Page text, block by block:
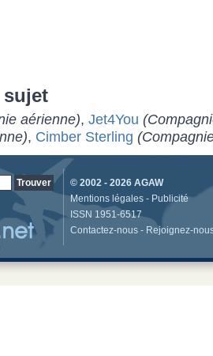
sujet
aérienne), Jet4You
, Cimber Sterling
© 2002 - 2026 AGAW
Mentions légales - Publicité
ISSN 1951-6517
Contactez-nous - Rejoignez-